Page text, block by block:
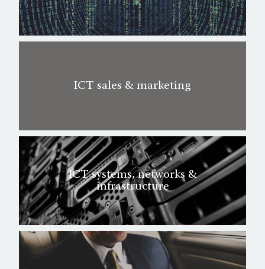
ICT sales & marketing
ICT systems, networks &
infrastructure